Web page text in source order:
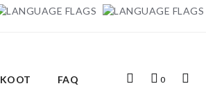
Ostoskori
0
KOOT FAQ